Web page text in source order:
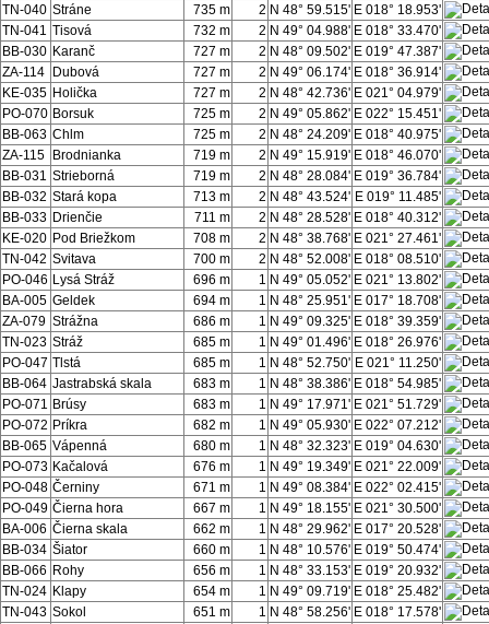
TN-040 Stráne 735 m 2 N 48° 59.515' E 018° 18.953'
TN-041 Tisová 732 m 2 N 49° 04.988' E 018° 33.470'
BB-030 Karanč 727 m 2 N 48° 09.502' E 019° 47.387'
ZA-114
Dubová 727 m 2 N 49° 06.174' E 018° 36.914'
KE-035 Holička 727 m 2 N 48° 42.736' E 021° 04.979'
PO-070 Borsuk 725 m 2 N 49° 05.862' E 022° 15.451'
BB-063 Chlm 725 m 2 N 48° 24.209' E 018° 40.975'
ZA-115
Brodnianka 719 m 2 N 49° 15.919' E 018° 46.070'
BB-031 Strieborná 719 m 2 N 48° 28.084' E 019° 36.784'
BB-032 Stará kopa 713 m 2 N 48° 43.524' E 019° 11.485'
BB-033 Drienčie 711 m 2 N 48° 28.528' E 018° 40.312'
KE-020 Pod Briežkom 708 m 2 N 48° 38.768' E 021° 27.461'
TN-042 Svitava 700 m 2 N 48° 52.008' E 018° 08.510'
PO-046 Lysá Stráž 696 m 1 N 49° 05.052' E 021° 13.802'
BA-005 Geldek 694 m 1 N 48° 25.951' E 017° 18.708'
ZA-079 Strážna 686 m 1 N 49° 09.325' E 018° 39.359'
TN-023 Stráž 685 m 1 N 49° 01.496' E 018° 26.976'
PO-047 Tlstá 685 m 1 N 48° 52.750' E 021° 11.250'
BB-064 Jastrabská skala 683 m 1 N 48° 38.386' E 018° 54.985'
PO-071 Brúsy 683 m 1 N 49° 17.971' E 021° 51.729'
PO-072 Príkra 682 m 1 N 49° 05.930' E 022° 07.212'
BB-065 Vápenná 680 m 1 N 48° 32.323' E 019° 04.630'
PO-073 Kačalová 676 m 1 N 49° 19.349' E 021° 22.009'
PO-048 Černiny 671 m 1 N 49° 08.384' E 022° 02.415'
PO-049 Čierna hora 667 m 1 N 49° 18.155' E 021° 30.500'
BA-006 Čierna skala 662 m 1 N 48° 29.962' E 017° 20.528'
BB-034 Šiator 660 m 1 N 48° 10.576' E 019° 50.474'
BB-066 Rohy 656 m 1 N 48° 33.153' E 019° 20.932'
TN-024 Klapy 654 m 1 N 49° 09.719' E 018° 25.482'
TN-043 Sokol 651 m 1 N 48° 58.256' E 018° 17.578'